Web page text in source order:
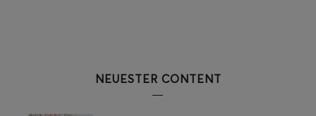
NEUESTER CONTENT